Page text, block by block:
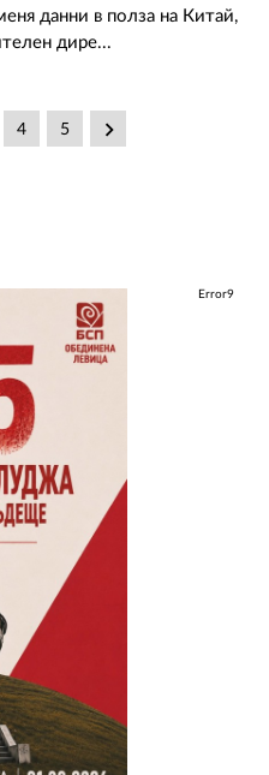
данни в полза на Китай,
дире...
4 5 keyboard_arrow_right
Error9